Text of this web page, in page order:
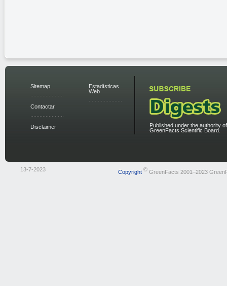
Sitemap
Contactar
Disclaimer
Estadísticas
Web
Published under the authority
GreenFacts Scientific Board.
13-7-2023 Copyright ©GreenFacts 2001–2023